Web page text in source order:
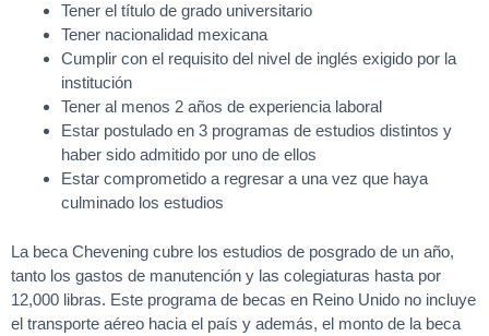
Tener el título de grado universitario
Tener nacionalidad mexicana
Cumplir con el requisito del nivel de inglés exigido por la
institución
Tener al menos 2 años de experiencia laboral
Estar postulado en 3 programas de estudios distintos y
haber sido admitido por uno de ellos
Estar comprometido a regresar a una vez que haya
culminado los estudios
La beca Chevening cubre los estudios de posgrado de un año,
tanto los gastos de manutención y las colegiaturas hasta por
12,000 libras. Este programa de becas en Reino Unido no incluye
el transporte aéreo hacia el país y además, el monto de la beca